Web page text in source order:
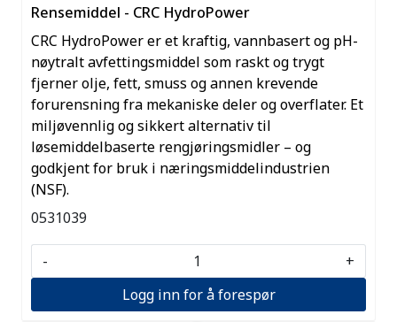
Rensemiddel - CRC HydroPower
CRC HydroPower er et kraftig, vannbasert og pH-
nøytralt avfettingsmiddel som raskt og trygt
fjerner olje, fett, smuss og annen krevende
forurensning fra mekaniske deler og overflater. Et
miljøvennlig og sikkert alternativ til
løsemiddelbaserte rengjøringsmidler – og
godkjent for bruk i næringsmiddelindustrien
(NSF).
0531039
-
+
Logg inn for å forespør